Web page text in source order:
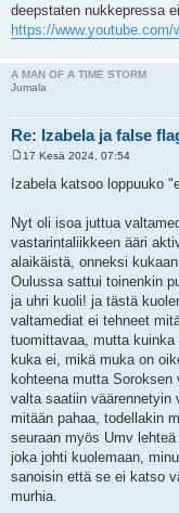
deepstaten nukkepressa
https://
A MAN OF A TIME STORM
Jumala
Re: Izabela ja false
e
i
17 Kesä 2024, 07:54
Izabela katsoo loppuuko
Nyt oli isoa juttua
vastarintaliikkeen ääri
alaikäistä, onneksi
Oulussa sattui toinenkin
ja uhri kuoli! ja tästä
valtamediat ei tehneet
tuomittavaa, mutta
kuka ei, mikä muka on
kohteena mutta
valta saatiin väärennetyin
mitään pahaa, todellakin
seuraan myös Umv
joka johti kuolemaan,
sanoisin että se ei katso
murhia.